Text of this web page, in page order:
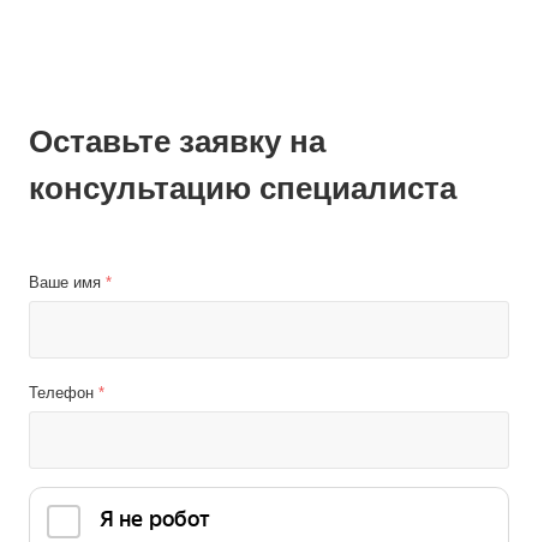
Оставьте заявку на
консультацию специалиста
Ваше имя *
Телефон *